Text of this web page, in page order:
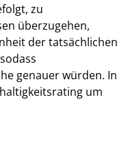
zu
überzugehen,
der tatsächlichen
genauer würden. In
um